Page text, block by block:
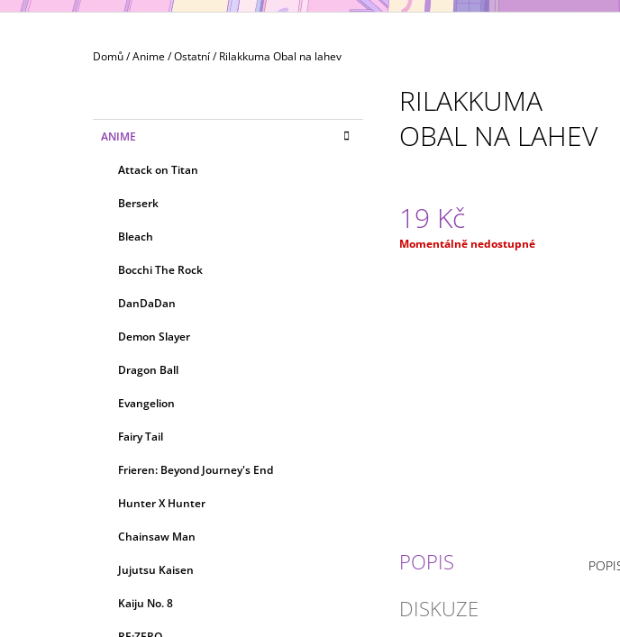
Domů/Anime/Ostatní/ Rilakkuma Obal na lahev
kategorie
K
AANIME
Attack on Titan
Berserk
Bleach
Bocchi The Rock
DanDaDan
Demon Slayer
Dragon Ball
Evangelion
Fairy Tail
Frieren: Beyond Journey's End
Hunter X Hunter
Chainsaw Man
Jujutsu Kaisen
Kaiju No. 8
RILAKKUMA
OBAL NA LAHEV
19 Kč
Měrná
Momentálně nedostupné
POPIS
DISKUZE